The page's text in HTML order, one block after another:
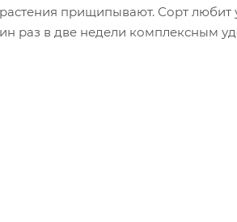
растения прищипывают. Сорт
раз в две недели комплексным